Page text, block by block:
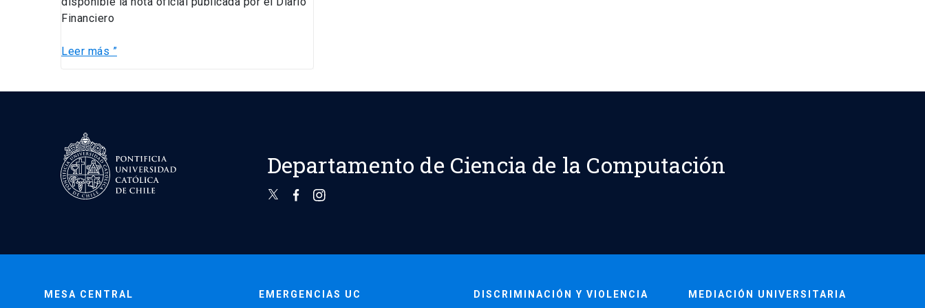
Financiero
Leer más ”
Departamento de Ciencia de la Computación
MESA CENTRAL EMERGENCIAS UC DISCRIMINACIÓN Y VIOLENCIA MEDIACIÓN UNIVERSITARIA